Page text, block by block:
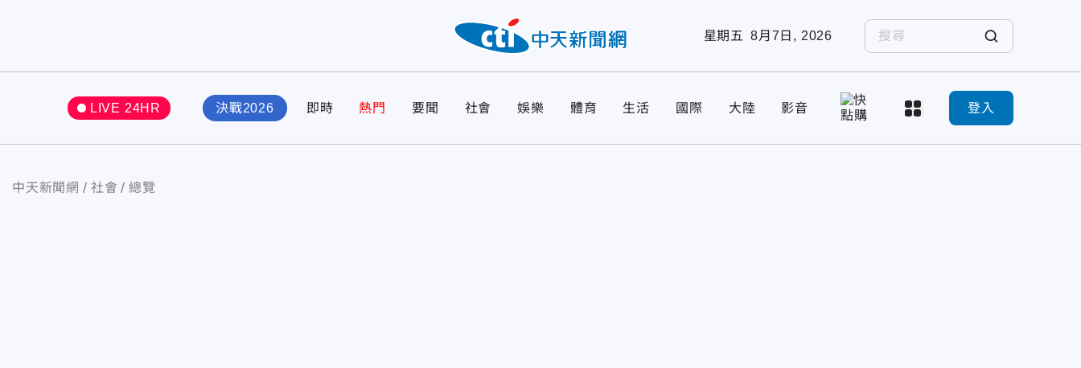
星期五 8月7日, 2026
LIVE 24HR 決戰2026 即時 熱門 要聞 社會 娛樂 體育 生活 國際 大陸 影音 登入
中天新聞網 社會 總覽